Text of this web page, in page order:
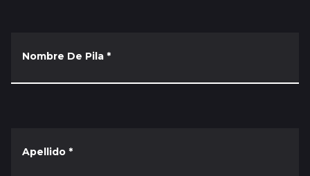
Nombre De Pila *
Apellido *